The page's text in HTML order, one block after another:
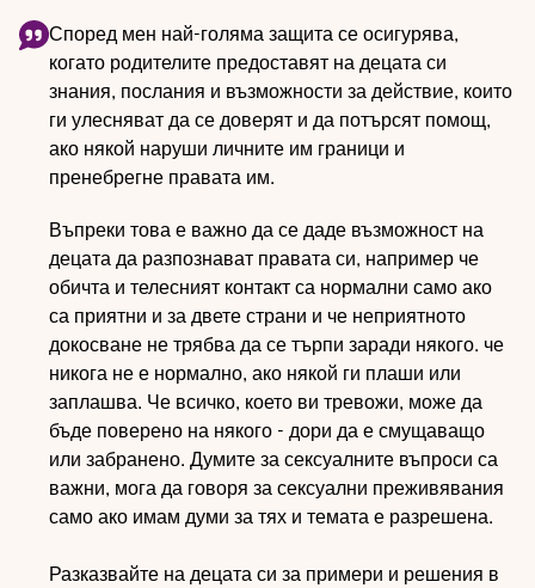
Според мен най-голяма защита се осигурява,
когато родителите предоставят на децата си
знания, послания и възможности за действие, които
ги улесняват да се доверят и да потърсят помощ,
ако някой наруши личните им граници и
пренебрегне правата им.
Въпреки това е важно да се даде възможност на
децата да разпознават правата си, например че
обичта и телесният контакт са нормални само ако
са приятни и за двете страни и че неприятното
докосване не трябва да се търпи заради някого. че
никога не е нормално, ако някой ги плаши или
заплашва. Че всичко, което ви тревожи, може да
бъде поверено на някого - дори да е смущаващо
или забранено. Думите за сексуалните въпроси са
важни, мога да говоря за сексуални преживявания
само ако имам думи за тях и темата е разрешена.
Разказвайте на децата си за примери и решения в